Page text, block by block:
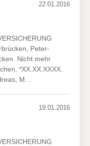
22.01.2016
Peter-
Nicht mehr
*XX.XX.XXXX.
M…
19.01.2016